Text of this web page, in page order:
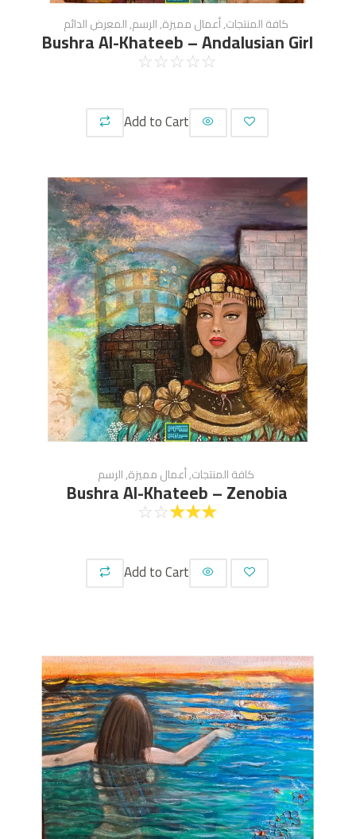
كافة المنتجات,أعمال مميزة,الرسم,المعرض الدائم
Bushra Al-Khateeb – Andalusian Girl
☆
☆
☆
☆
☆
Add to Cart
كافة المنتجات,أعمال مميزة,الرسم
Bushra Al-Khateeb – Zenobia
☆
☆
☆
☆
☆
Add to Cart